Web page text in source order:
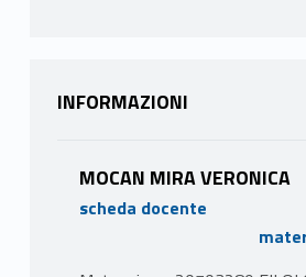
INFORMAZIONI
MOCAN MIRA VERONICA
scheda docente